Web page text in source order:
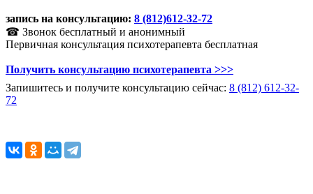
запись на консультацию: 8 (812)612-32-72
☎ Звонок бесплатный и анонимный
Первичная консультация психотерапевта бесплатная
Получить консультацию психотерапевта >>>
Запишитесь и получите консультацию сейчас: 8 (812) 612-32-
72